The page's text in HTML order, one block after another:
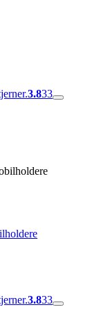
3.833
3.833